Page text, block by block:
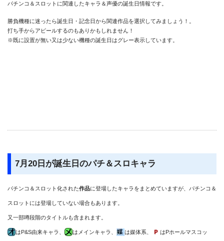
パチンコ＆スロットに関連したキャラ＆声優の誕生日情報です。
勝負機種に迷ったら誕生日・記念日から関連作品を選択してみましょう！。
打ち手からアピールするのもありかもしれません！
※既に設置が無い又は少ない機種の誕生日はグレー表示しています。
7月20日が誕生日のパチ＆スロキャラ
パチンコ＆スロット化された作品に登場したキャラをまとめていますが、パチンコ＆
スロットには登場していない場合もあります。
又一部噂段階のタイトルも含まれます。
はP&S由来キャラ、 はメインキャラ、 は媒体系、 はPホールマスコッ